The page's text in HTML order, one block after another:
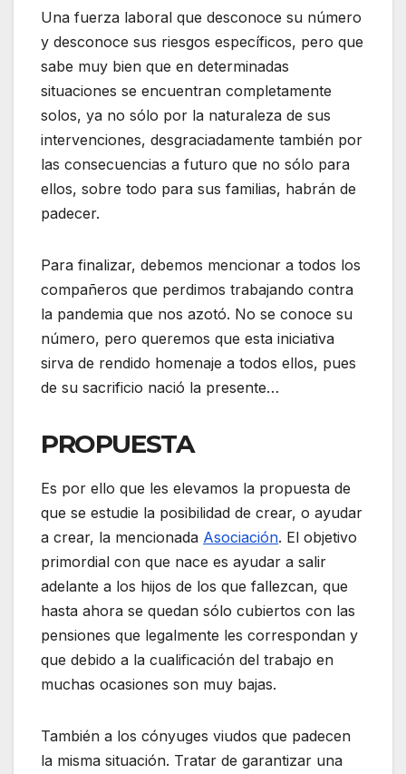
Una fuerza laboral que desconoce su número
y desconoce sus riesgos específicos, pero que
sabe muy bien que en determinadas
situaciones se encuentran completamente
solos, ya no sólo por la naturaleza de sus
intervenciones, desgraciadamente también por
las consecuencias a futuro que no sólo para
ellos, sobre todo para sus familias, habrán de
padecer.
Para finalizar, debemos mencionar a todos los
compañeros que perdimos trabajando contra
la pandemia que nos azotó. No se conoce su
número, pero queremos que esta iniciativa
sirva de rendido homenaje a todos ellos, pues
de su sacrificio nació la presente…
PROPUESTA
Es por ello que les elevamos la propuesta de
que se estudie la posibilidad de crear, o ayudar
a crear, la mencionada Asociación. El objetivo
primordial con que nace es ayudar a salir
adelante a los hijos de los que fallezcan, que
hasta ahora se quedan sólo cubiertos con las
pensiones que legalmente les correspondan y
que debido a la cualificación del trabajo en
muchas ocasiones son muy bajas.
También a los cónyuges viudos que padecen
la misma situación. Tratar de garantizar una